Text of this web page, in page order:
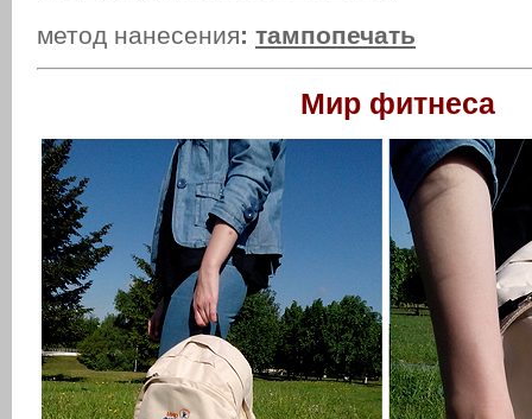
метод нанесения: тампопечать
Мир фитнеса